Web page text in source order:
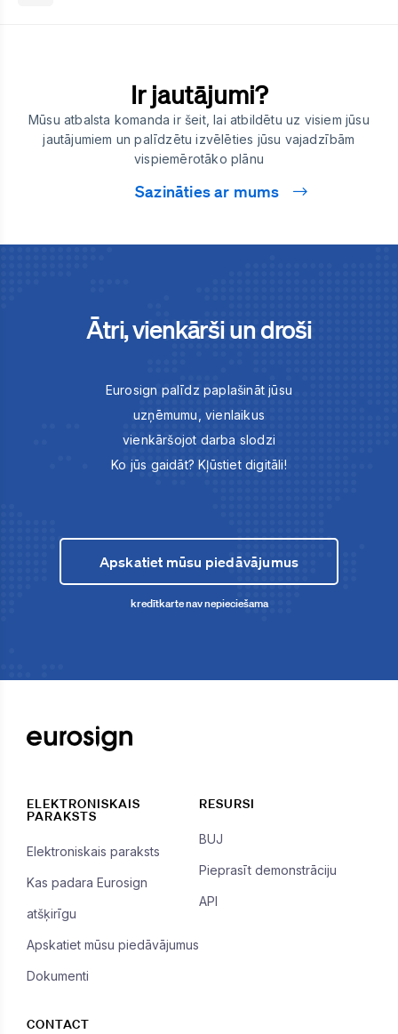
Ir jautājumi?
Mūsu atbalsta komanda ir šeit, lai atbildētu uz visiem jūsu
jautājumiem un palīdzētu izvēlēties jūsu vajadzībām
vispiemērotāko plānu
Sazināties ar mums
Ātri, vienkārši un droši
Eurosign palīdz paplašināt jūsu
uzņēmumu, vienlaikus
vienkāršojot darba slodzi
Ko jūs gaidāt? Kļūstiet digitāli!
Apskatiet mūsu piedāvājumus
kredītkarte nav nepieciešama
ELEKTRONISKAIS
PARAKSTS
Elektroniskais paraksts
Kas padara Eurosign
atšķirīgu
Apskatiet mūsu piedāvājumus
Dokumenti
RESURSI
BUJ
Pieprasīt demonstrāciju
API
CONTACT